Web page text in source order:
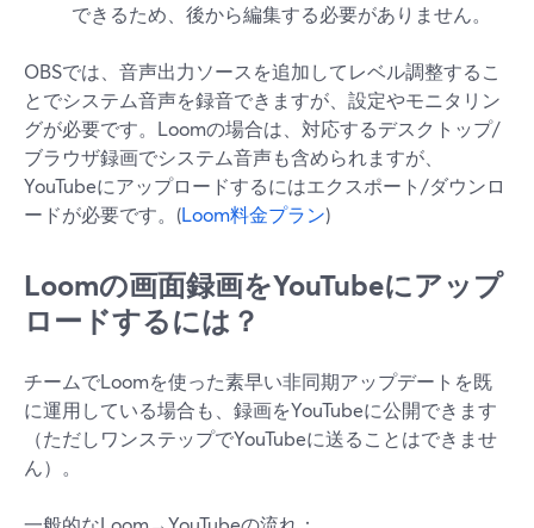
できるため、後から編集する必要がありません。
OBSでは、音声出力ソースを追加してレベル調整するこ
とでシステム音声を録音できますが、設定やモニタリン
グが必要です。Loomの場合は、対応するデスクトップ/
ブラウザ録画でシステム音声も含められますが、
YouTubeにアップロードするにはエクスポート/ダウンロ
ードが必要です。(Loom料金プラン)
Loomの画面録画をYouTubeにアップ
ロードするには？
チームでLoomを使った素早い非同期アップデートを既
に運用している場合も、録画をYouTubeに公開できます
（ただしワンステップでYouTubeに送ることはできませ
ん）。